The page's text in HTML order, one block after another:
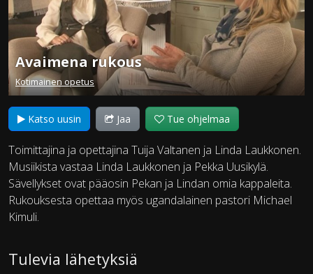
Avaimena rukous
Kotimainen opetus
Katso uusin Jaa Tue ohjelmaa
Toimittajina ja opettajina Tuija Valtanen ja Linda Laukkonen.
Musiikista vastaa Linda Laukkonen ja Pekka Uusikylä.
Sävellykset ovat pääosin Pekan ja Lindan omia kappaleita.
Rukouksesta opettaa myös ugandalainen pastori Michael
Kimuli.
Tulevia lähetyksiä